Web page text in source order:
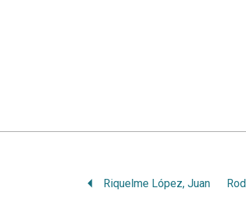
Riquelme López, Juan